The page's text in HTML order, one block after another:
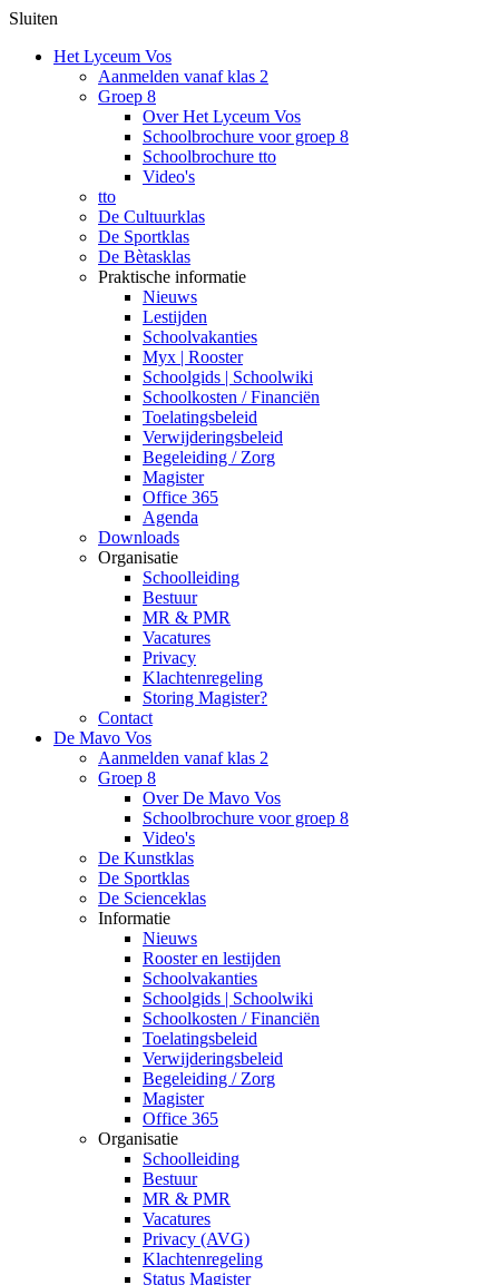
Sluiten
Het Lyceum Vos
Aanmelden vanaf klas 2
Groep 8
Over Het Lyceum Vos
Schoolbrochure voor groep 8
Schoolbrochure tto
Video's
tto
De Cultuurklas
De Sportklas
De Bètasklas
Praktische informatie
Nieuws
Lestijden
Schoolvakanties
Myx | Rooster
Schoolgids | Schoolwiki
Schoolkosten / Financiën
Toelatingsbeleid
Verwijderingsbeleid
Begeleiding / Zorg
Magister
Office 365
Agenda
Downloads
Organisatie
Schoolleiding
Bestuur
MR & PMR
Vacatures
Privacy
Klachtenregeling
Storing Magister?
Contact
De Mavo Vos
Aanmelden vanaf klas 2
Groep 8
Over De Mavo Vos
Schoolbrochure voor groep 8
Video's
De Kunstklas
De Sportklas
De Scienceklas
Informatie
Nieuws
Rooster en lestijden
Schoolvakanties
Schoolgids | Schoolwiki
Schoolkosten / Financiën
Toelatingsbeleid
Verwijderingsbeleid
Begeleiding / Zorg
Magister
Office 365
Organisatie
Schoolleiding
Bestuur
MR & PMR
Vacatures
Privacy (AVG)
Klachtenregeling
Status Magister